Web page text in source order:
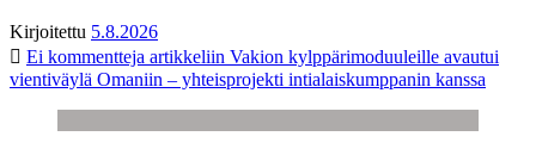
Kirjoitettu 5.8.2026
Ei kommentteja artikkeliin Vakion kylppärimoduuleille avautui
vientiväylä Omaniin – yhteisprojekti intialaiskumppanin kanssa